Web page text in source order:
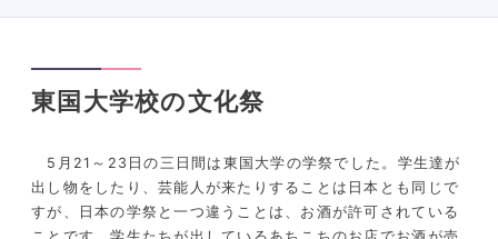
東国大学校の文化祭
5月21～23日の三日間は東国大学の学祭でした。学生達が
出し物をしたり、芸能人が来たりすることは日本とも同じで
すが、日本の学祭と一つ違うことは、お酒が許可されている